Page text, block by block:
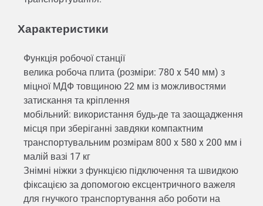
Характеристики
Функція робочої станції
велика робоча плита (розміри: 780 x 540 мм) з
міцної МДФ товщиною 22 мм із можливостями
затискання та кріплення
мобільний: використання будь-де та заощадження
місця при зберіганні завдяки компактним
транспортувальним розмірам 800 x 580 x 200 мм і
малій вазі 17 кг
Знімні ніжки з функцією підключення та швидкою
фіксацією за допомогою ексцентричного важеля
для гнучкого транспортування або роботи на